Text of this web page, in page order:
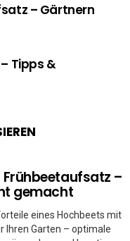
– Gärtnern
Tipps &
–
gemacht
eines Hochbeets mit
Ihren Garten – optimale